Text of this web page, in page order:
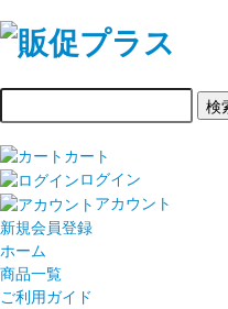
カート
ログイン
アカウント
新規会員登録
ホーム
商品一覧
ご利用ガイド